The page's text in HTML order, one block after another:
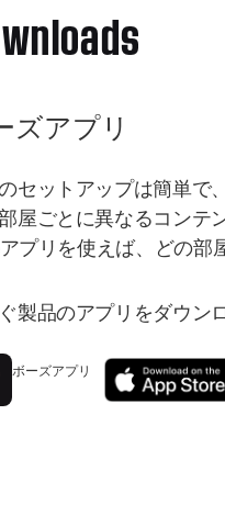
ズアプリ
セットアップは簡単で
屋ごとに異なるコンテ
プリを使えば、どの部
製品のアプリをダウン
ボーズアプリ